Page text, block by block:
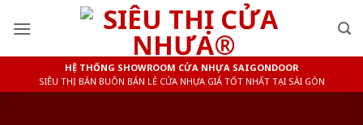
HỆ THỐNG SHOWROOM CỬA NHỰA SAIGONDOOR
SIÊU THỊ BÁN BUÔN BÁN LẺ CỬA NHỰA GIÁ TỐT NHẤT TẠI SÀI GÒN